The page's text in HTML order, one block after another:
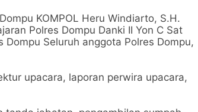
KOMPOL Heru Windiarto, S.H.
Polres Dompu Danki II Yon C Sat
Seluruh anggota Polres Dompu,
upacara, laporan perwira upacara,